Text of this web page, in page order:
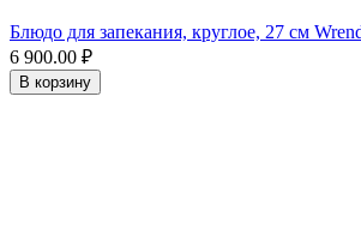
Блюдо для запекания, круглое, 27 см
6 900.00 ₽
В корзину